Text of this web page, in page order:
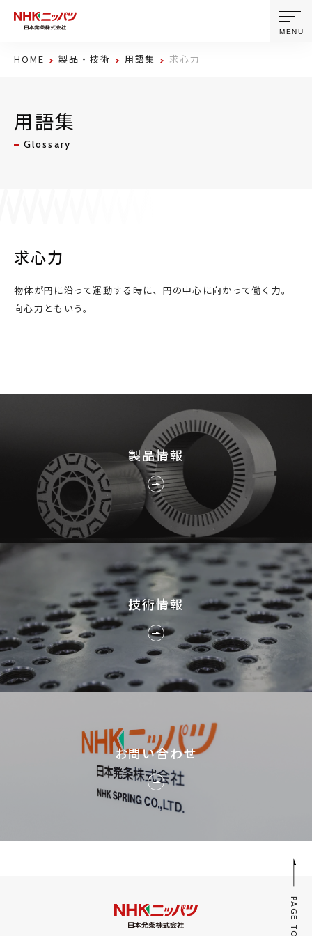
お問い合わせ
製品・技術
サステナビリティ
株主・投資家情報
MENU
HOME 製品・技術 用語集 求心力
用語集
Glossary
求心力
物体が円に沿って運動する時に、円の中心に向かって働く力。
向心力ともいう。
製品情報
技術情報
お問い合わせ
PAGE TOP